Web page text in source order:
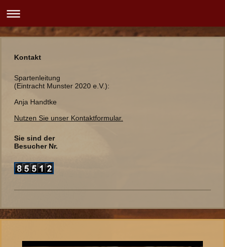
Kontakt
Spartenleitung
(Eintracht Munster 2020 e.V.):
Anja Handtke
Nutzen Sie unser Kontaktformular.
Sie sind der
Besucher Nr.